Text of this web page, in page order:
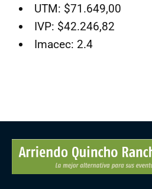
UTM: $71.649,00
IVP: $42.246,82
Imacec: 2.4